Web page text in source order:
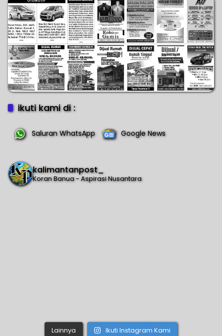
ikuti kami di :
Saluran WhatsApp Google News
kalimantanpost_
Koran Banua - Aspirasi Nusantara
Lainnya Ikuti Instagram Kami